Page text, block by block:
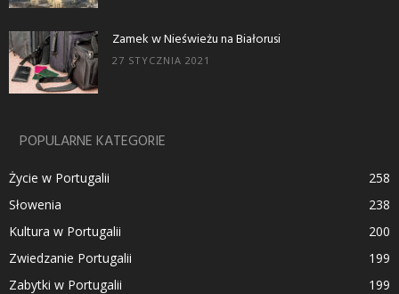
Zamek w Nieświeżu na Białorusi
27 STYCZNIA 2021
POPULARNE KATEGORIE
Życie w Portugalii
258
Słowenia
238
Kultura w Portugalii
200
Zwiedzanie Portugalii
199
Zabytki w Portugalii
199